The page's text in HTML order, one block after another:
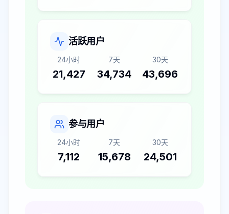
活跃用户
24小时
21,427
7天
34,734
30天
43,696
参与用户
24小时
7,112
7天
15,678
30天
24,501